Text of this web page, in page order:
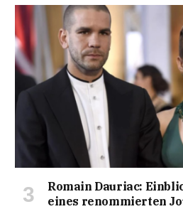
Romain Dauriac:
eines renommierten